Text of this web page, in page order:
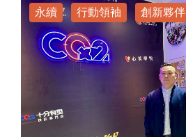
永續 行動領袖 創新夥伴